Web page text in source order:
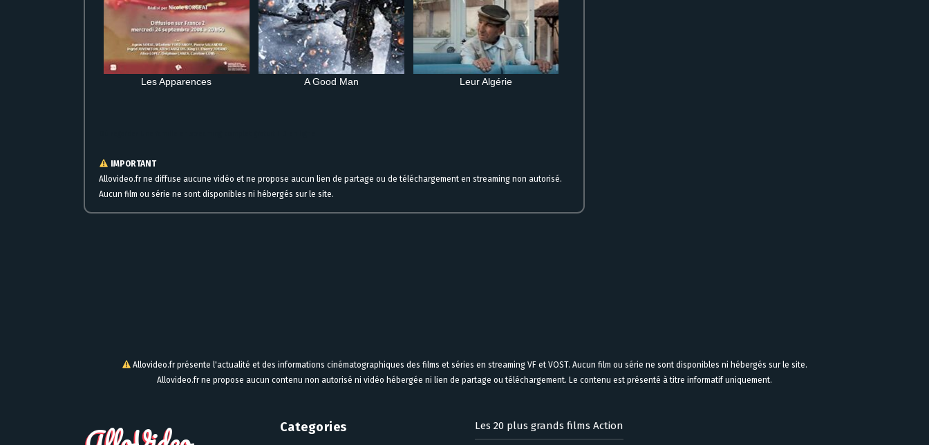
Les Apparences A Good Man Leur Algérie
IMPORTANT
Allovideo.fr ne diffuse aucune vidéo et ne propose aucun lien de partage ou de téléchargement en streaming non autorisé.
Aucun film ou série ne sont disponibles ni hébergés sur le site.
Allovideo.fr présente l'actualité et des informations cinématographiques des films et séries en streaming VF et VOST. Aucun film ou série ne sont disponibles ni hébergés sur le site.
Allovideo.fr ne propose aucun contenu non autorisé ni vidéo hébergée ni lien de partage ou téléchargement. Le contenu est présenté à titre informatif uniquement.
Categories Les 20 plus grands films Action